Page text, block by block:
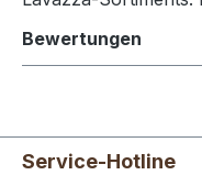
Bewertungen
Service-Hotline